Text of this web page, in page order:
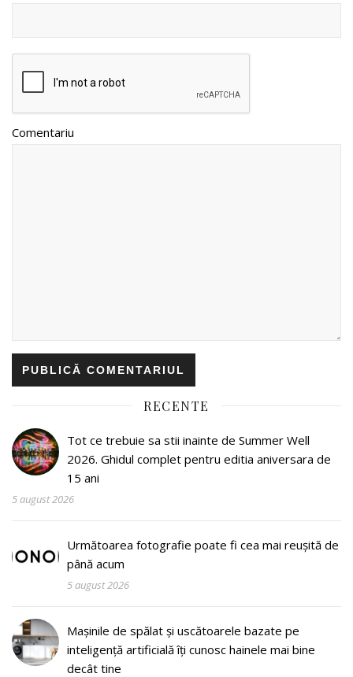
Comentariu
RECENTE
Tot ce trebuie sa stii inainte de Summer Well
2026. Ghidul complet pentru editia aniversara de
15 ani
5 august 2026
Următoarea fotografie poate fi cea mai reușită de
până acum
5 august 2026
Mașinile de spălat și uscătoarele bazate pe
inteligență artificială îți cunosc hainele mai bine
decât tine